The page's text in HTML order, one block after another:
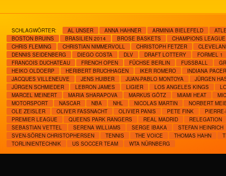
SCHLAGWÖRTER: AL UNSER ANNA HAHNER ARMINIA BIELEFELD
BOSTON BRUINS
BRASILIEN 2014 BROSE BASKETS
CHAMPIONS LEAGUE
CHRIS FLEMING
CHRISTIAN NIMMERVOLL CHRISTOPH FETZER
DENNIS SEIDENBERG
DIEGO COSTA DLV DRAFT LOTTERY
FORMEL 1
FRANCOIS DUCHATEAU
FRENCH OPEN FÜCHSE BERLIN FUSSBALL
HEIKO OLDOERP
HERIBERT BRUCHHAGEN IKER ROMERO
INDIANA
JACQUES VILLENEUVE
JENS HUIBER JUAN-PABLO MONTOYA
JÜRGEN
JÜRGEN SCHMIEDER
LEBRON JAMES LIGIER LOS ANGELES KINGS
MARCEL MEINERT
MARIA SHARAPOVA MARKUS GÖTZ MIAMI HEAT
MOTORSPORT
NASCAR NBA NHL NICOLAS MARTIN
NORBERT
OLE ZEISLER
OLIVER FASSNACHT OLIVIER PANIS PETE FINK
PREMIER LEAGUE
QUEENS PARK RANGERS REAL MADRID
RELEGATION
SEBASTIAN VETTEL
SERENA WILLIAMS SERGE IBAKA
STEFAN HEINRICH
SVEN-SÖREN CHRISTOPHERSEN
TENNIS THE VOICE THOMAS HAHN
TORLINIENTECHNIK
US SOCCER TEAM WTA NÜRNBERG